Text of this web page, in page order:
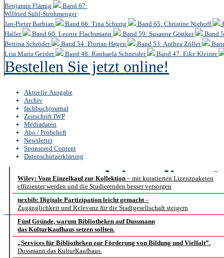
Benjamin Flämig
Band 67:
Wilfried Sühl-Strohmenger
Jan-Pieter Barbian
Band 66: Tina Schurig Band 65: Christine Niehoff
Haller
Band 60: Leonie Flachsmann Band 59: Susanne Göttker
Band
Bettina Schröder
Band 54: Florian Hagen Band 53: Anthea Zöller
Lisa Maria Geisler
Band 48: Raphaela Schneider Band 47: Eike Kleiner
Bestellen Sie jetzt online!
Aktuelle Ausgabe
Archiv
fachbuchjournal
Zeitschrift IWP
Mediadaten
Abo / Probeheft
Newsletter
Sponsored Content
Datenschutzerklärung
Wiley: Vom Einzelkauf zur Kollektion – mit kuratierten Lizenzpaketen
effizienter werden und die Studierenden besser versorgen
nexbib: Digitale Partizipation leicht gemacht–
Zugänglichkeit und Relevanz für die Stadtgesellschaft steigern
Fünf Gründe, warum Bibliotheken auf Dussmann
das KulturKaufhaus setzen sollten.
„Services für Bibliotheken zur Förderung von Bildung und Vielfalt”.
Dussmann das KulturKaufhaus.
b.i.t.online6
Vernetzung von